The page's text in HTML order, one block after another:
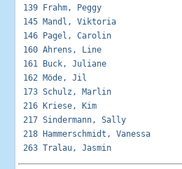
139 Frahm, Peggy
145 Mandl, Viktoria
146 Pagel, Carolin
160 Ahrens, Line
161 Buck, Juliane
162 Möde, Jil
173 Schulz, Marlin
216 Kriese, Kim
217 Sindermann, Sally
218 Hammerschmidt,